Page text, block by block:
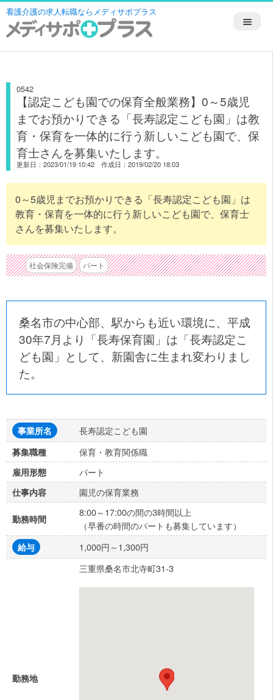
看護介護の求人転職ならメディサポプラス
0542
【認定こども園での保育全般業務】0～5歳児
までお預かりできる「長寿認定こども園」は教
育・保育を一体的に行う新しいこども園で、保
育士さんを募集いたします。
更新日：2023/01/19 10:42 作成日：2019/02/20 18:03
0～5歳児までお預かりできる「長寿認定こども園」は
教育・保育を一体的に行う新しいこども園で、保育士
さんを募集いたします。
社会保険完備 パート
桑名市の中心部、駅からも近い環境に、平成
30年7月より「長寿保育園」は「長寿認定こ
ども園」として、新園舎に生まれ変わりまし
た。
事業所名 長寿認定こども園
募集職種 保育・教育関係職
雇用形態 パート
仕事内容 園児の保育業務
勤務時間
8:00～17:00の間の3時間以上
（早番の時間のパートも募集しています）
給与 1,000円～1,300円
勤務地
三重県桑名市北寺町31-3